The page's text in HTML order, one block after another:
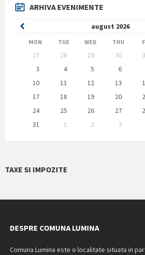
ARHIVA EVENIMENTE
august 2026
Previous
Month
MON TUE WED THU
calendar
27 28 29 30
3
4 5 6
10
11 12 13
17
18 19 20
24
25 26 27
31
1 2 3
to
TAXE SI IMPOZITE
DESPRE COMUNA LUMINA
Comuna Lumina este o localitate situata in